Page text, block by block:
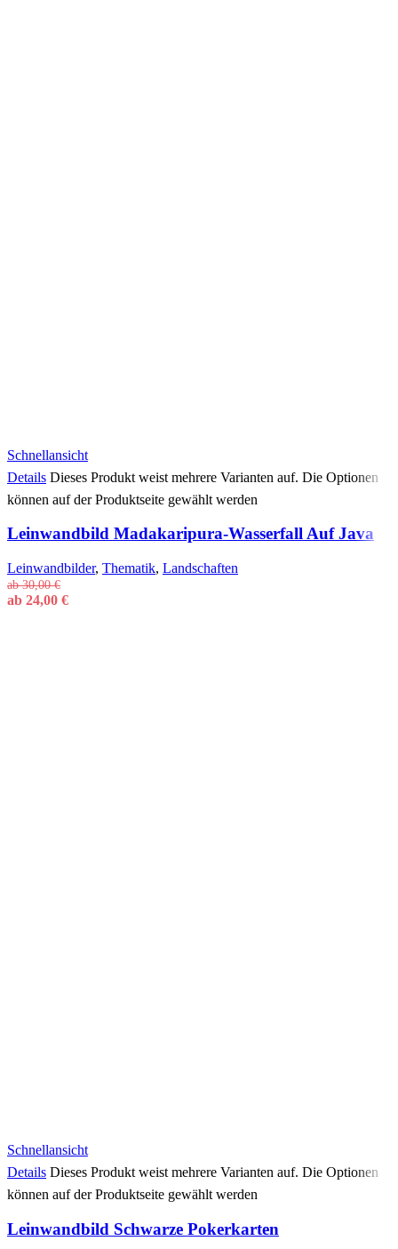
Schnellansicht
Details Dieses Produkt weist mehrere Varianten auf. Die Optionen
können auf der Produktseite gewählt werden
Leinwandbild Madakaripura-Wasserfall Auf Java
Leinwandbilder, Thematik, Landschaften
ab30,00€
ab 24,00 €
Schnellansicht
Details Dieses Produkt weist mehrere Varianten auf. Die Optionen
können auf der Produktseite gewählt werden
Leinwandbild Schwarze Pokerkarten